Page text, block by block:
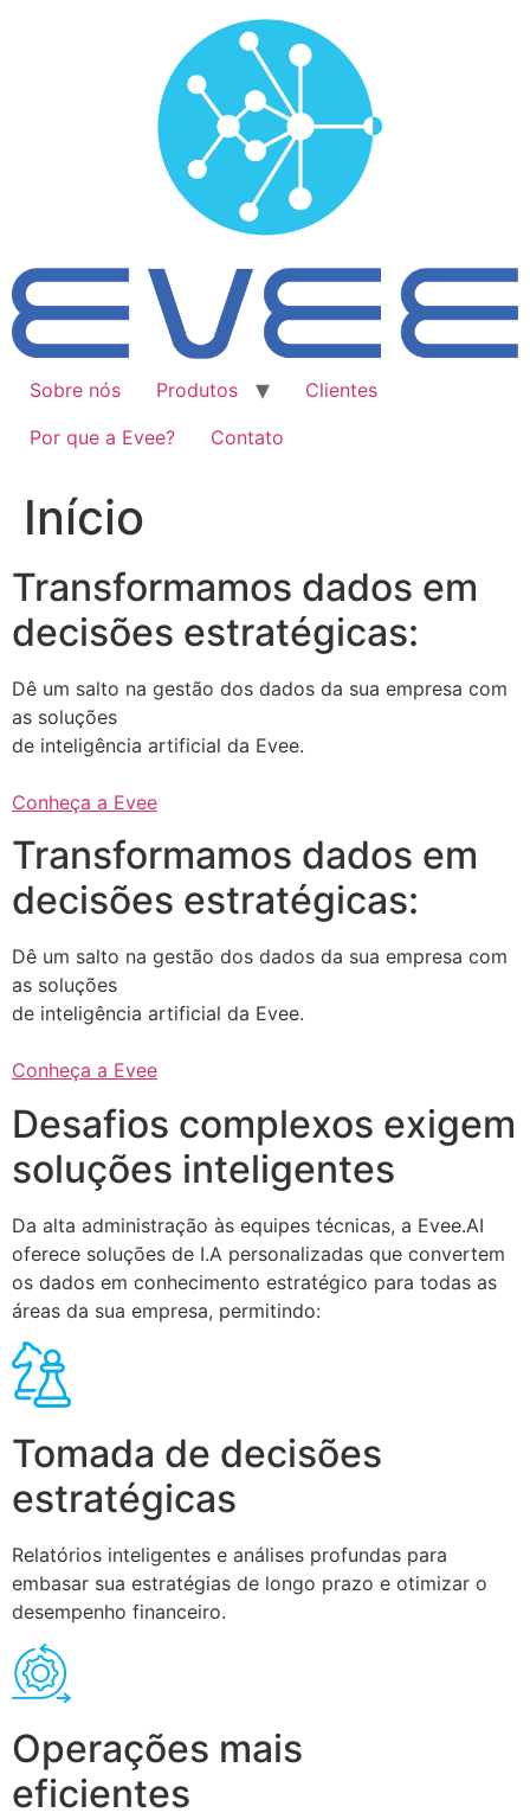
Sobre nós Produtos
Clientes
Por que a Evee?
Contato
Início
Transformamos dados em
decisões estratégicas:
Dê um salto na gestão dos dados da sua empresa com
as soluções
de inteligência artificial da Evee.
Conheça a Evee
Transformamos dados em
decisões estratégicas:
Dê um salto na gestão dos dados da sua empresa com
as soluções
de inteligência artificial da Evee.
Conheça a Evee
Desafios complexos exigem
soluções inteligentes
Da alta administração às equipes técnicas, a Evee.AI
oferece soluções de I.A personalizadas que convertem
os dados em conhecimento estratégico para todas as
áreas da sua empresa, permitindo:
Tomada de decisões
estratégicas
Relatórios inteligentes e análises profundas para
embasar sua estratégias de longo prazo e otimizar o
desempenho financeiro.
Operações mais
eficientes